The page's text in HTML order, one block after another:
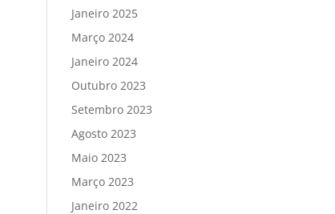
Janeiro 2025
Março 2024
Janeiro 2024
Outubro 2023
Setembro 2023
Agosto 2023
Maio 2023
Março 2023
Janeiro 2022